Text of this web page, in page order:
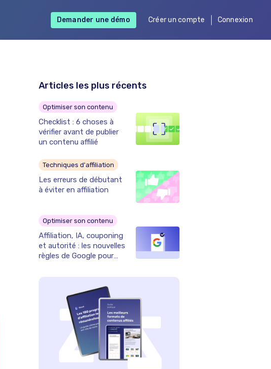
Demander une démo Créer un compte Connexion
Articles les plus récents
Optimiser son contenu
Checklist : 6 choses à
vérifier avant de publier
un contenu affilié
Techniques d'affiliation
Les erreurs de débutant
à éviter en affiliation
Optimiser son contenu
Affiliation, IA, couponing
et autorité : les nouvelles
règles de Google pour